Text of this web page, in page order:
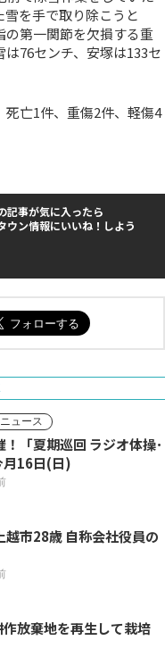
を手で取り除こうと
の第一関節を欠損する重
76センチ、安塚は133セ
亡1件、重傷2件、軽傷4
記事が気に入ったら
ウン情報にいいね！しよう
ニュース
「夏期巡回 ラジオ体操･
月16日(日)
越市28歳 自称会社役員の
放棄地を再生して栽培